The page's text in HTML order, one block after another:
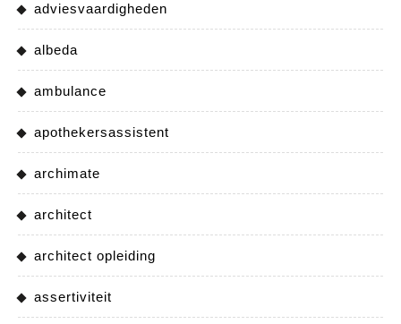
adviesvaardigheden
albeda
ambulance
apothekersassistent
archimate
architect
architect opleiding
assertiviteit